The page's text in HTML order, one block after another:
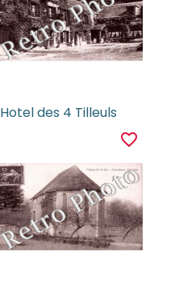
Hotel des 4 Tilleuls
favorite_border